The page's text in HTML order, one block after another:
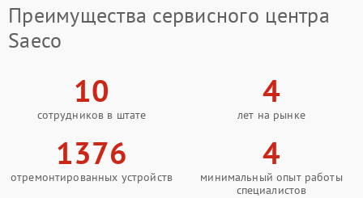
Преимущества сервисного центра
Saeco
10
сотрудников в штате
4
лет на рынке
1376
отремонтированных устройств
4
минимальный опыт работы
специалистов